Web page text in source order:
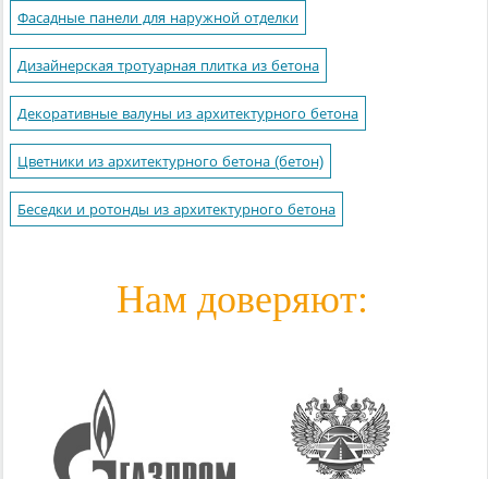
Фасадные панели для наружной отделки
Дизайнерская тротуарная плитка из бетона
Декоративные валуны из архитектурного бетона
Цветники из архитектурного бетона (бетон)
Беседки и ротонды из архитектурного бетона
Нам доверяют: